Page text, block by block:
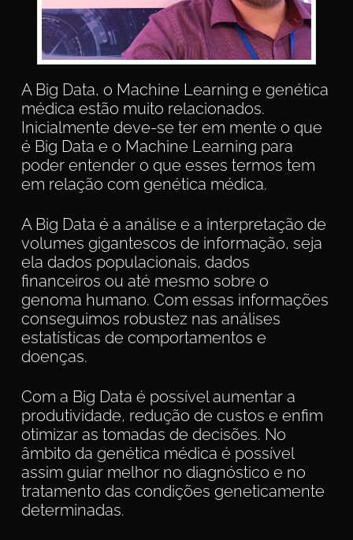
A Big Data, o Machine Learning e genética
médica estão muito relacionados.
Inicialmente deve-se ter em mente o que
é Big Data e o Machine Learning para
poder entender o que esses termos tem
em relação com genética médica.
A Big Data é a análise e a interpretação de
volumes gigantescos de informação, seja
ela dados populacionais, dados
financeiros ou até mesmo sobre o
genoma humano. Com essas informações
conseguimos robustez nas análises
estatísticas de comportamentos e
doenças.
Com a Big Data é possível aumentar a
produtividade, redução de custos e enfim
otimizar as tomadas de decisões. No
âmbito da genética médica é possível
assim guiar melhor no diagnóstico e no
tratamento das condições geneticamente
determinadas.